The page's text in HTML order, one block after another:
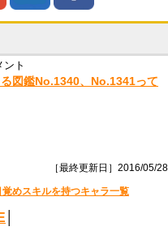
ント
る図鑑No.1340、No.1341って
［最終更新日］2016/05/28
めスキルを持つキャラ一覧